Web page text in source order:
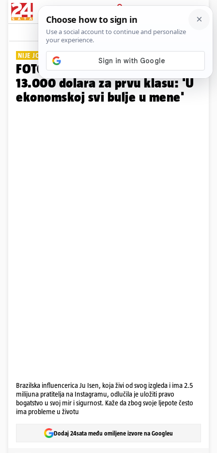
PRIJAVA
Galerija Komentari
NIJE JOJ LAKO...
FOTO Toliko je zgodna da plaća
13.000 dolara za prvu klasu: 'U
ekonomskoj svi bulje u mene'
Brazilska influencerica Ju Isen, koja živi od svog izgleda i ima 2.5
milijuna pratitelja na Instagramu, odlučila je uložiti pravo
bogatstvo u svoj mir i sigurnost. Kaže da zbog svoje ljepote često
ima probleme u životu
Dodaj 24sata među omiljene izvore na Googleu